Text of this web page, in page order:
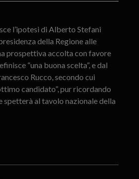
l’ipotesi di Alberto Stefani
della Regione alle
prospettiva accolta con favore
“una buona scelta”, e dal
Rucco, secondo cui
candidato”, pur ricordando
spetterà al tavolo nazionale della